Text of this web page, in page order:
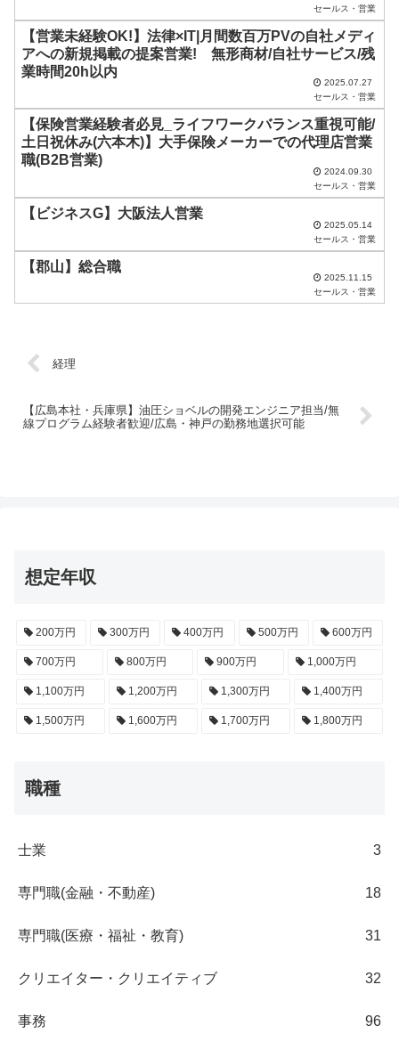
に
し
て
さ
。
セールス・営業
【営業未経験OK!】法律×IT|月間数百万PVの自社メディ
アへの新規掲載の提案営業! 無形商材/自社サービス/残
業時間20h以内
2025.07.27
セールス・営業
【保険営業経験者必見_ライフワークバランス重視可能/
土日祝休み(六本木)】大手保険メーカーでの代理店営業
職(B2B営業)
2024.09.30
セールス・営業
【ビジネスG】大阪法人営業
2025.05.14
セールス・営業
【郡山】総合職
2025.11.15
セールス・営業
経理
【広島本社・兵庫県】油圧ショベルの開発エンジニア担当/無
線プログラム経験者歓迎/広島・神戸の勤務地選択可能
想定年収
200万円 300万円 400万円 500万円 600万円
700万円 800万円 900万円 1,000万円
1,100万円 1,200万円 1,300万円 1,400万円
1,500万円 1,600万円 1,700万円 1,800万円
職種
士業 3
専門職(金融・不動産) 18
専門職(医療・福祉・教育) 31
クリエイター・クリエイティブ 32
事務 96